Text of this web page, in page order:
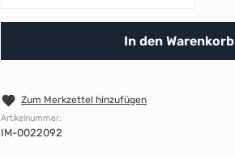
In den Warenkorb
Zum Merkzettel hinzufügen
Artikelnummer:
IM-0022092